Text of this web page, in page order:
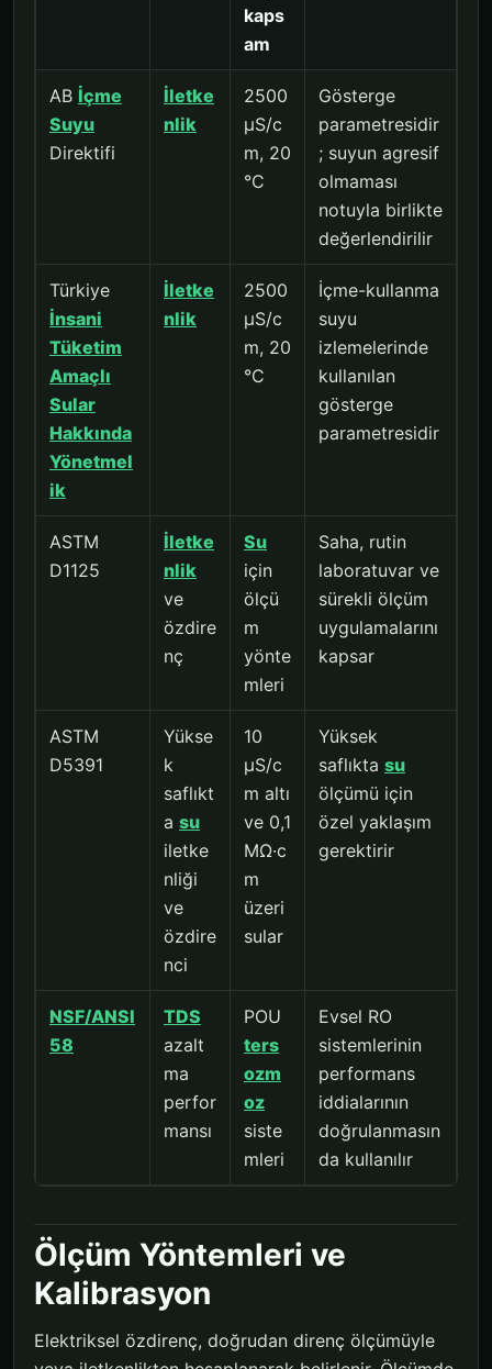
kaps
am
AB İçme
Suyu
Direktifi
İletke
nlik
2500
µS/c
m, 20
°C
Gösterge
parametresidir
; suyun agresif
olmaması
notuyla birlikte
değerlendirilir
Türkiye
İnsani
Tüketim
Amaçlı
Sular
Hakkında
Yönetmel
ik
İletke
nlik
2500
µS/c
m, 20
°C
İçme-kullanma
suyu
izlemelerinde
kullanılan
gösterge
parametresidir
ASTM
D1125
İletke
nlik
ve
özdire
nç
Su
için
ölçü
m
yönte
mleri
Saha, rutin
laboratuvar ve
sürekli ölçüm
uygulamalarını
kapsar
ASTM
D5391
Yükse
k
saflıkt
a su
iletke
nliği
ve
özdire
nci
10
µS/c
m altı
ve 0,1
MΩ·c
m
üzeri
sular
Yüksek
saflıkta su
ölçümü için
özel yaklaşım
gerektirir
NSF/ANSI
58
TDS
azalt
ma
perfor
mansı
POU
ters
ozm
oz
siste
mleri
Evsel RO
sistemlerinin
performans
iddialarının
doğrulanmasın
da kullanılır
Ölçüm Yöntemleri ve
Kalibrasyon
Elektriksel özdirenç, doğrudan direnç ölçümüyle